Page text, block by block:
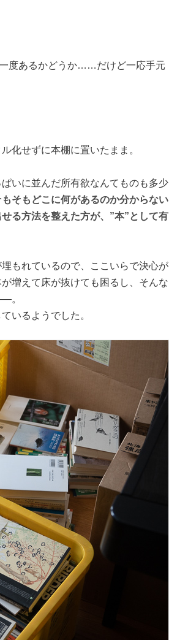
度あるかどうか……だけど一応手元
化せずに本棚に置いたまま。
いに並んだ所有欲なんてものも多少
そもどこに何があるのか分からない
る方法を整えた方が、”本”として有
もれているので、ここいらで決心が
増えて床が抜けても困るし、そんな
。
いるようでした。